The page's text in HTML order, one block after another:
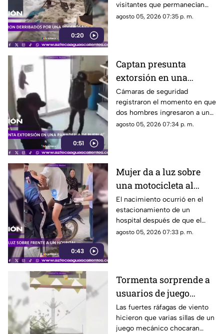
0:20
visitantes que permanecían
cerca de la orilla en una playa
agosto 05, 2026 07:35 p. m.
0:51
Captan presunta
extorsión en una
panadería de Puebla
Cámaras de seguridad
registraron el momento en que
dos hombres ingresaron a un
negocio de la colonia Bosques
agosto 05, 2026 07:34 p. m.
0:43
Mujer da a luz sobre
una motocicleta al
llegar a un hospital
El nacimiento ocurrió en el
estacionamiento de un
hospital después de que el
trabajo de parto avanzó
agosto 05, 2026 07:33 p. m.
Tormenta sorprende a
usuarios de juego
mecánico en León
Las fuertes ráfagas de viento
hicieron que varias sillas de un
juego mecánico chocaran